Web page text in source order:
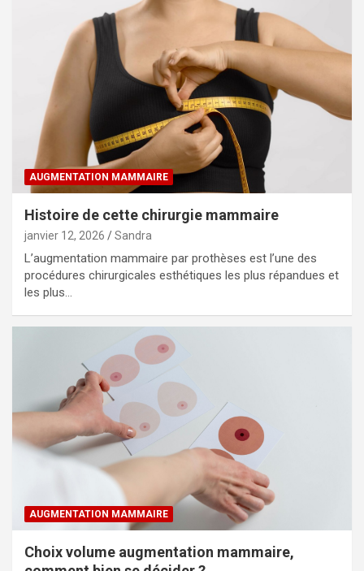
AUGMENTATION MAMMAIRE
Histoire de cette chirurgie mammaire
janvier 12, 2026 Sandra
L’augmentation mammaire par prothèses est l’une des
procédures chirurgicales esthétiques les plus répandues et
les plus…
AUGMENTATION MAMMAIRE
Choix volume augmentation mammaire,